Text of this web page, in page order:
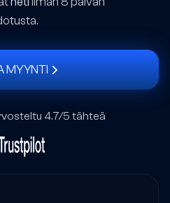
MYYNTI
4.7/5 tähteä